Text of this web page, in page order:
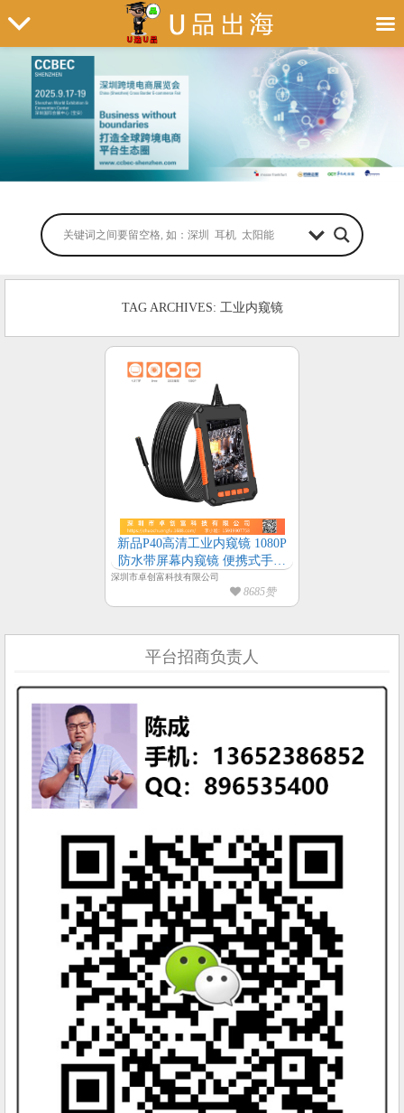
TAG ARCHIVES: 工业内窥镜
新品P40高清工业内窥镜 1080P
防水带屏幕内窥镜 便携式手持
内窥镜
深圳市卓创富科技有限公司
8685赞
平台招商负责人